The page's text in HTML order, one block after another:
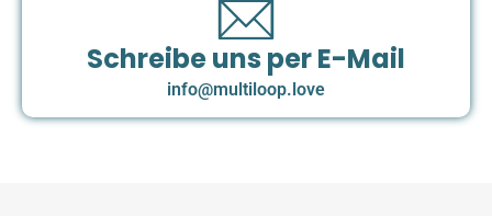
Schreibe uns per E-Mail
info@multiloop.love